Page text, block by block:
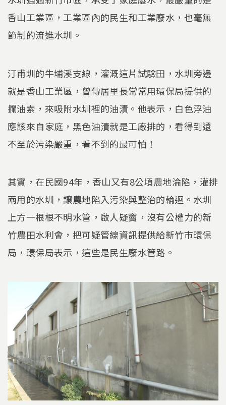
香山工業區，工業區內的民生和工業廢水，也毫無
節制的流進水圳。
汀甫圳的牛埔溪支線，灌溉這片試驗田，水圳旁邊
就是香山工業區，曾傳居里長常常用環保局提供的
攔油索，來吸附水圳裡的油漬。他表示，白色浮油
應該來自家庭，黑色油漬就是工廠排的，看得到還
不至於污染嚴重，看不到的最可怕！
其實，在民國94年，香山又有8公頃農地淪陷，灌排
兩用的水圳，讓農地陷入污染與整治的輪迴。水圳
上方一根根不明水管，啟人疑竇，沒有公權力的新
竹農田水利會，把可疑管線資訊提供給新竹市環保
局，環保局表示，這些是民生廢水管路。